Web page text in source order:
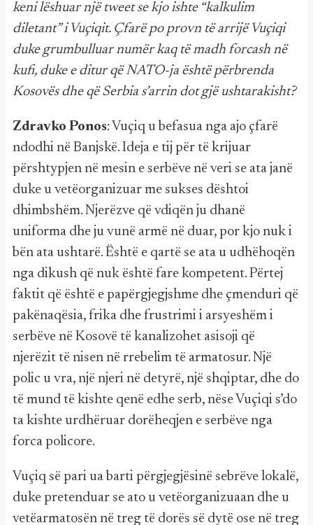
keni lëshuar një tweet se kjo ishte “kalkulim
diletant” i Vuçiqit. Çfarë po provn të arrijë Vuçiqi
duke grumbulluar numër kaq të madh forcash në
kufi, duke e ditur që NATO-ja është përbrenda
Kosovës dhe që Serbia s’arrin dot gjë ushtarakisht?
Zdravko Ponos: Vuçiq u befasua nga ajo çfarë
ndodhi në Banjskë. Ideja e tij për të krijuar
përshtypjen në mesin e serbëve në veri se ata janë
duke u vetëorganizuar me sukses dështoi
dhimbshëm. Njerëzve që vdiqën ju dhanë
uniforma dhe ju vunë armë në duar, por kjo nuk i
bën ata ushtarë. Është e qartë se ata u udhëhoqën
nga dikush që nuk është fare kompetent. Përtej
faktit që është e papërgjegjshme dhe çmenduri që
pakënaqësia, frika dhe frustrimi i arsyeshëm i
serbëve në Kosovë të kanalizohet asisoji që
njerëzit të nisen në rrebelim të armatosur. Një
polic u vra, një njeri në detyrë, një shqiptar, dhe do
të mund të kishte qenë edhe serb, nëse Vuçiqi s’do
ta kishte urdhëruar dorëheqjen e serbëve nga
forca policore.
Vuçiq së pari ua barti përgjegjësinë sebrëve lokalë,
duke pretenduar se ato u vetëorganizuaan dhe u
vetëarmatosën në treg të dorës së dytë ose në treg